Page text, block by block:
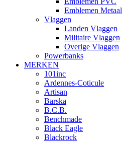
Emblemen Metaal
Vlaggen
Landen Vlaggen
Militaire Vlaggen
Overige Vlaggen
Powerbanks
MERKEN
101inc
Ardennes-Coticule
Artisan
Barska
B.C.B.
Benchmade
Black Eagle
Blackrock